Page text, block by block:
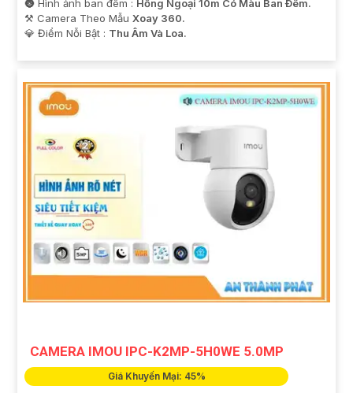
🌚 Hình ảnh ban đêm : Hồng Ngoại 10m Có Màu Ban Ðêm.
⚒ Camera Theo Mẫu Xoay 360.
️💎 Điểm Nỗi Bật : Thu Âm Và Loa.
CAMERA IMOU IPC-K2MP-5H0WE 5.0MP
Giá Khuyến Mại: 45%